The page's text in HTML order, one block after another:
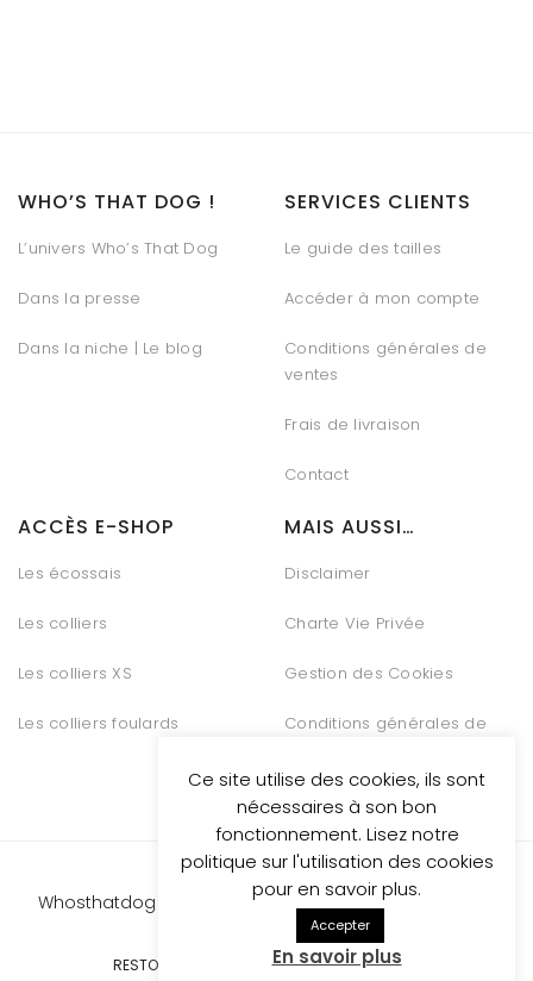
WHO’S THAT DOG !
L’univers Who’s That Dog
Dans la presse
Dans la niche | Le blog
SERVICES CLIENTS
Le guide des tailles
Accéder à mon compte
Conditions générales de
ventes
Frais de livraison
Contact
ACCÈS E-SHOP
Les écossais
Les colliers
Les colliers XS
Les colliers foulards
MAIS AUSSI…
Disclaimer
Charte Vie Privée
Gestion des Cookies
Conditions générales de
Whosthatdog propulsed by Be Quiet Digital Marketing
RESTONS CONNECTÉS
Ce site utilise des cookies, ils sont
nécessaires à son bon
fonctionnement. Lisez notre
politique sur l'utilisation des cookies
pour en savoir plus.
Accepter
En savoir plus